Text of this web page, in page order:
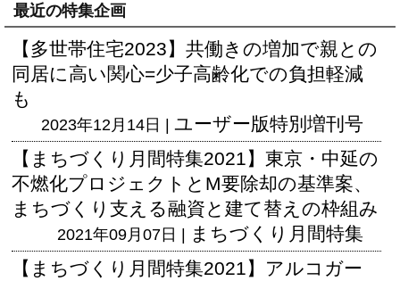
最近の特集企画
【多世帯住宅2023】共働きの増加で親との
同居に高い関心=少子高齢化での負担軽減
も
2023年12月14日 | ユーザー版特別増刊号
【まちづくり月間特集2021】東京・中延の
不燃化プロジェクトとM要除却の基準案、
まちづくり支える融資と建て替えの枠組み
2021年09月07日 | まちづくり月間特集
【まちづくり月間特集2021】アルコガー